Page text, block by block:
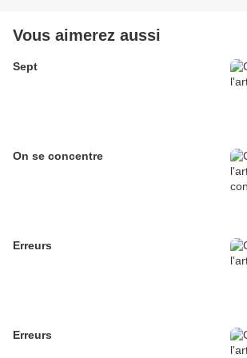
Vous aimerez aussi
Sept
On se concentre
Erreurs
Erreurs